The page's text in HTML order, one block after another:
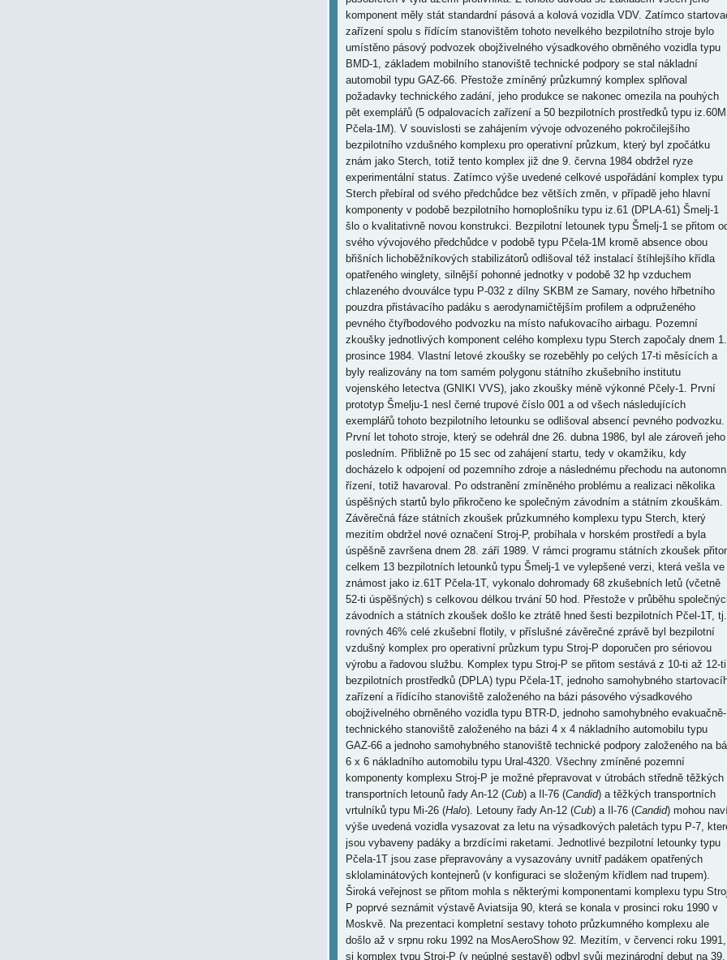
komponent měly stát standardní pásová a kolová vozidla VDV. Zatímco
zařízení spolu s řídícím stanovištěm tohoto nevelkého bezpilotního stroje bylo
umístěno pásový podvozek obojživelného výsadkového obrněného vozidla typu
BMD-1, základem mobilního stanoviště technické podpory se stal nákladní
automobil typu GAZ-66. Přestože zmíněný průzkumný komplex splňoval
požadavky technického zadání, jeho produkce se nakonec omezila na pouhých
pět exemplářů (5 odpalovacích zařízení a 50 bezpilotních prostředků typu
Pčela-1M). V souvislosti se zahájením vývoje odvozeného pokročilejšího
bezpilotního vzdušného komplexu pro operativní průzkum, který byl zpočátku
znám jako Sterch, totiž tento komplex již dne 9. června 1984 obdržel ryze
experimentální status. Zatímco výše uvedené celkové uspořádání komplex typu
Sterch přebíral od svého předchůdce bez větších změn, v případě jeho hlavní
komponenty v podobě bezpilotního hornoplošníku typu iz.61 (DPLA-61) Šmelj-1
šlo o kvalitativně novou konstrukci. Bezpilotní letounek typu Šmelj-1 se přitom
svého vývojového předchůdce v podobě typu Pčela-1M kromě absence obou
břišních lichoběžníkových stabilizátorů odlišoval též instalací štíhlejšího křídla
opatřeného winglety, silnější pohonné jednotky v podobě 32 hp vzduchem
chlazeného dvouválce typu P-032 z dílny SKBM ze Samary, nového hřbetního
pouzdra přistávacího padáku s aerodynamičtějším profilem a odpruženého
pevného čtyřbodového podvozku na místo nafukovacího airbagu. Pozemní
zkoušky jednotlivých komponent celého komplexu typu Sterch započaly dnem 1.
prosince 1984. Vlastní letové zkoušky se rozeběhly po celých 17-ti měsících a
byly realizovány na tom samém polygonu státního zkušebního institutu
vojenského letectva (GNIKI VVS), jako zkoušky méně výkonné Pčely-1. První
prototyp Šmelju-1 nesl černé trupové číslo 001 a od všech následujících
exemplářů tohoto bezpilotního letounku se odlišoval absencí pevného podvozku.
První let tohoto stroje, který se odehrál dne 26. dubna 1986, byl ale zároveň jeho
posledním. Přibližně po 15 sec od zahájení startu, tedy v okamžiku, kdy
docházelo k odpojení od pozemního zdroje a následnému přechodu na
řízení, totiž havaroval. Po odstranění zmíněného problému a realizaci několika
úspěšných startů bylo přikročeno ke společným závodním a státním zkouškám.
Závěrečná fáze státních zkoušek průzkumného komplexu typu Sterch, který
mezitím obdržel nové označení Stroj-P, probíhala v horském prostředí a byla
úspěšně završena dnem 28. září 1989. V rámci programu státních zkoušek
celkem 13 bezpilotních letounků typu Šmelj-1 ve vylepšené verzi, která vešla ve
známost jako iz.61T Pčela-1T, vykonalo dohromady 68 zkušebních letů (včetně
52-ti úspěšných) s celkovou délkou trvání 50 hod. Přestože v průběhu
závodních a státních zkoušek došlo ke ztrátě hned šesti bezpilotních Pčel-1T, tj.
rovných 46% celé zkušební flotily, v příslušné závěrečné zprávě byl bezpilotní
vzdušný komplex pro operativní průzkum typu Stroj-P doporučen pro sériovou
výrobu a řadovou službu. Komplex typu Stroj-P se přitom sestává z 10-ti až 12-ti
bezpilotních prostředků (DPLA) typu Pčela-1T, jednoho samohybného
zařízení a řídícího stanoviště založeného na bázi pásového výsadkového
obojživelného obrněného vozidla typu BTR-D, jednoho samohybného evakuačně-
technického stanoviště založeného na bázi 4 x 4 nákladního automobilu typu
GAZ-66 a jednoho samohybného stanoviště technické podpory založeného na
6 x 6 nákladního automobilu typu Ural-4320. Všechny zmíněné pozemní
komponenty komplexu Stroj-P je možné přepravovat v útrobách středně těžkých
transportních letounů řady An-12 (Cub) a Il-76 (Candid) a těžkých transportních
vrtulníků typu Mi-26 (Halo). Letouny řady An-12 (Cub) a Il-76 (Candid) mohou
výše uvedená vozidla vysazovat za letu na výsadkových paletách typu P-7,
jsou vybaveny padáky a brzdícími raketami. Jednotlivé bezpilotní letounky typu
Pčela-1T jsou zase přepravovány a vysazovány uvnitř padákem opatřených
sklolaminátových kontejnerů (v konfiguraci se složeným křídlem nad trupem).
Široká veřejnost se přitom mohla s některými komponentami komplexu typu
P poprvé seznámit výstavě Aviatsija 90, která se konala v prosinci roku 1990 v
Moskvě. Na prezentaci kompletní sestavy tohoto průzkumného komplexu ale
došlo až v srpnu roku 1992 na MosAeroShow 92. Mezitím, v červenci roku 1991,
si komplex typu Stroj-P (v neúplné sestavě) odbyl svůj mezinárodní debut na 39.